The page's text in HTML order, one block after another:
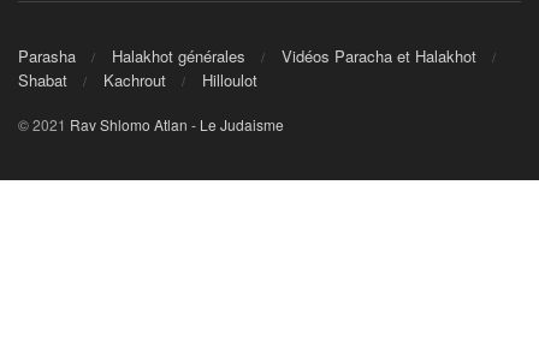
Parasha Halakhot générales
Vidéos Paracha et Halakhot
Shabat
Kachrout Hilloulot
© 2021 Rav Shlomo Atlan - Le Judaisme